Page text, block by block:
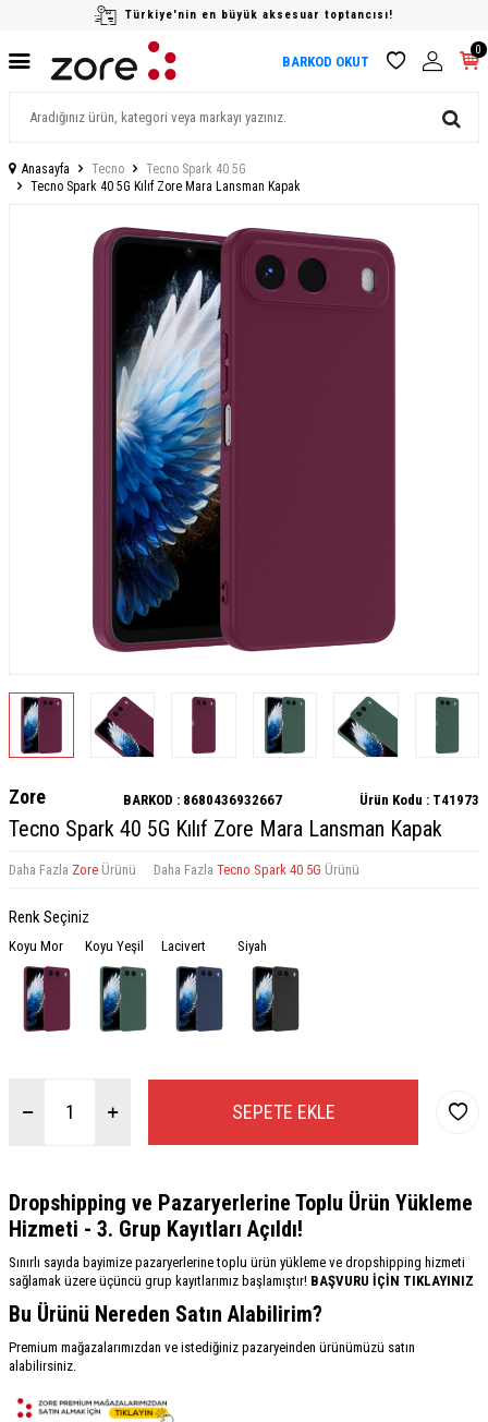
Türkiye'nin en büyük aksesuar toptancısı!
BARKOD OKUT
0
Anasayfa Tecno
Tecno Spark 40 5G
Tecno Spark 40 5G Kılıf Zore Mara Lansman Kapak
Zore BARKOD : 8680436932667 Ürün Kodu : T41973
Tecno Spark 40 5G Kılıf Zore Mara Lansman Kapak
Daha Fazla Zore Ürünü Daha Fazla Tecno Spark 40 5G Ürünü
Renk Seçiniz
Koyu Mor Koyu Yeşil Lacivert Siyah
SEPETE EKLE
Dropshipping ve Pazaryerlerine Toplu Ürün Yükleme
Hizmeti - 3. Grup Kayıtları Açıldı!
Sınırlı sayıda bayimize pazaryerlerine toplu ürün yükleme ve dropshipping hizmeti
sağlamak üzere üçüncü grup kayıtlarımız başlamıştır! BAŞVURU İÇİN TIKLAYINIZ
Bu Ürünü Nereden Satın Alabilirim?
Premium mağazalarımızdan ve istediğiniz pazaryeinden ürünümüzü satın
alabilirsiniz.